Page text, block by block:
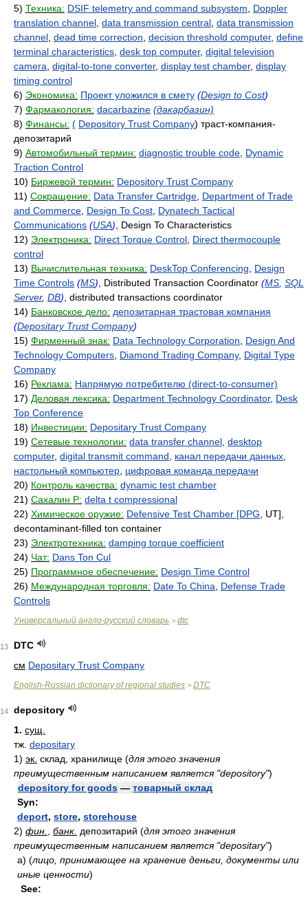
5) Техника: DSIF telemetry and command subsystem
Doppler
translation channel data transmission central data transmission
channel dead time correction decision threshold computer, define
terminal characteristics desk top computer, digital television
camera digital-to-tone converter, display test chamber, display
timing control
6) Экономика: Проект уложился в смету (Design to Cost)
7) Фармакология: dacarbazine (дакарбазин)
8) Финансы: ( Depository Trust Company) траст-компания-
депозитарий
9) Автомобильный термин: diagnostic trouble code Dynamic
Traction Control
10) Биржевой термин: Depository Trust Company
11) Сокращение: Data Transfer Cartridge Department of Trade
and Commerce Design To Cost Dynatech Tactical
Communications (USA) , Design To Characteristics
12) Электроника: Direct Torque Control Direct thermocouple
control
13) Вычислительная техника: DeskTop Conferencing
Design
Time Controls (MS) , Distributed Transaction Coordinator (MS SQL
Server, DB) , distributed transactions coordinator
14) Банковское дело: депозитарная трастовая компания
(Depositary Trust Company)
15) Фирменный знак: Data Technology Corporation
Design And
Technology Computers Diamond Trading Company, Digital Type
Company
16) Реклама: Напрямую потребителю (direct-to-consumer)
17) Деловая лексика: Department Technology Coordinator, Desk
Top Conference
18) Инвестиции: Depositary Trust Company
19) Сетевые технологии: data transfer channel desktop
computer, digital transmit command канал передачи данных
настольный компьютер цифровая команда передачи
20) Контроль качества: dynamic test chamber
21) Сахалин Р: delta t compressional
22) Химическое оружие: Defensive Test Chamber [DPG , UT],
decontaminant-filled ton container
23) Электротехника: damping torque coefficient
24) Чат: Dans Ton Cul
25) Программное обеспечение: Design Time Control
26) Международная торговля: Date To China
Defense Trade
Controls
Универсальный англо-русский словарь > dtc
13
DTC
см Depositary Trust Company
English-Russian dictionary of regional studies > DTC
14
depository
1. сущ.
тж. depositary
1) эк. склад, хранилище (для этого значения
преимущественным написанием является "depository")
depository for goods — товарный склад
Syn:
deport, store, storehouse
2) фин. банк. депозитарий (для этого значения
преимущественным написанием является "depositary")
а) (лицо, принимающее на хранение деньги, документы или
иные ценности)
See: